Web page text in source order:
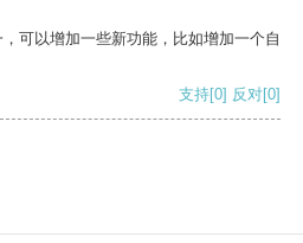
可以增加一些新功能，比如增加一个自
支持[0] 反对[0]